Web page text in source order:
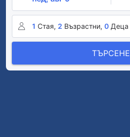
1 Стая, 2 Възрастни, 0 Деца
ТЪРСЕНЕ